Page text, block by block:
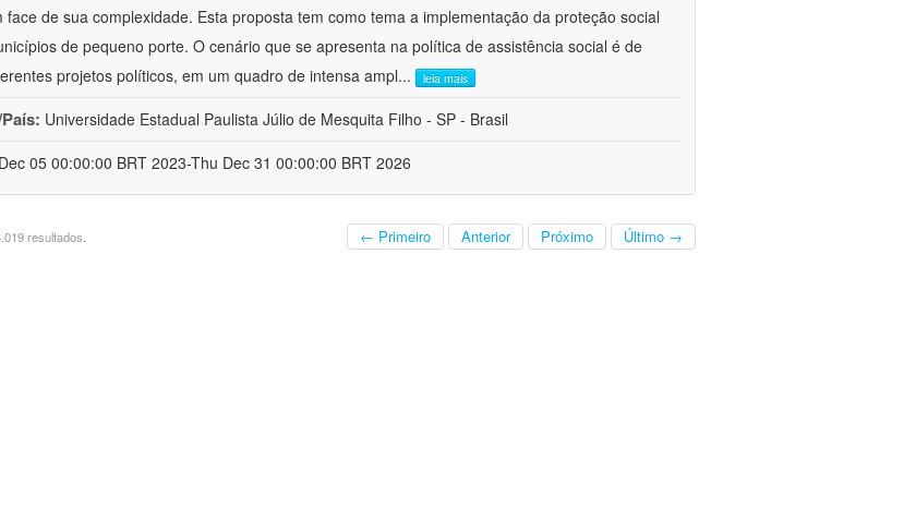
face de sua complexidade. Esta proposta tem como tema a implementação da proteção social
de pequeno porte. O cenário que se apresenta na política de assistência social é de
projetos políticos, em um quadro de intensa ampl... leia mais
Universidade Estadual Paulista Júlio de Mesquita Filho - SP - Brasil
05 00:00:00 BRT 2023-Thu Dec 31 00:00:00 BRT 2026
resultados. ← Primeiro Anterior Próximo Último →